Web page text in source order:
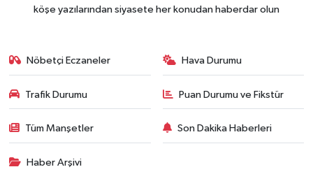
köşe yazılarından siyasete her konudan haberdar olun
Nöbetçi Eczaneler Hava Durumu
Trafik Durumu Puan Durumu ve Fikstür
Tüm Manşetler Son Dakika Haberleri
Haber Arşivi